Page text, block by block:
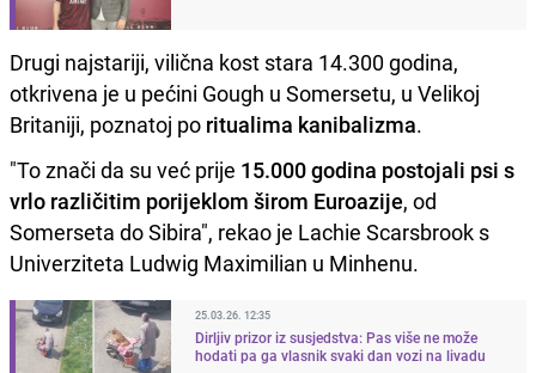
Drugi najstariji, vilična kost stara 14.300 godina,
otkrivena je u pećini Gough u Somersetu, u Velikoj
Britaniji, poznatoj po ritualima kanibalizma.
"To znači da su već prije 15.000 godina postojali psi s
vrlo različitim porijeklom širom Euroazije, od
Somerseta do Sibira", rekao je Lachie Scarsbrook s
Univerziteta Ludwig Maximilian u Minhenu.
25.03.26. 12:35
Dirljiv prizor iz susjedstva: Pas više ne može
hodati pa ga vlasnik svaki dan vozi na livadu